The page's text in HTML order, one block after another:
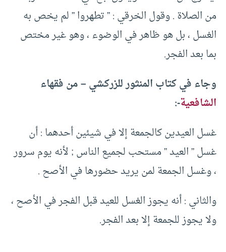
من الصلاة . وقول الخرقي : ” تطهروا ” لم يخص به
الغسل ، بل هو ظاهر في الوضوء ، وهو غير مختص
بما بعد الفجر.
وجاء في كتاب المنثور للزركشي – من فقهاء
الشافعية-:
غسل العيدين كالجمعة إلا في شيئين أحدهما : أن
غسل ” العيد ” مستحب لجميع الناس ; لأنه يوم سرور
، وغسل الجمعة لمن يريد حضورها في الأصح .
والثاني : أنه يجوز الغسل للعيد قبل الفجر في الأصح ،
ولا يجوز للجمعة إلا بعد الفجر.